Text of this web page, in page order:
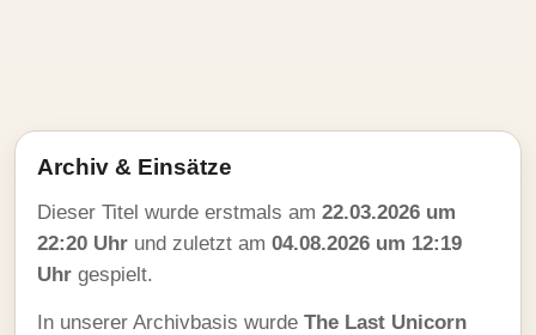
Archiv & Einsätze
Dieser Titel wurde erstmals am 22.03.2026 um
22:20 Uhr und zuletzt am 04.08.2026 um 12:19
Uhr gespielt.
In unserer Archivbasis wurde The Last Unicorn